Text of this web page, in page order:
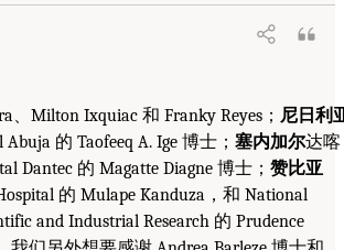
、Milton Ixquiac 和 Franky Reyes； 尼日利
的 Taofeeq A. Ige 博士； 塞内加尔达喀
Dantec 的 Magatte Diagne 博士； 赞比亚
的 Mulape Kanduza，和 National
and Industrial Research 的 Prudence